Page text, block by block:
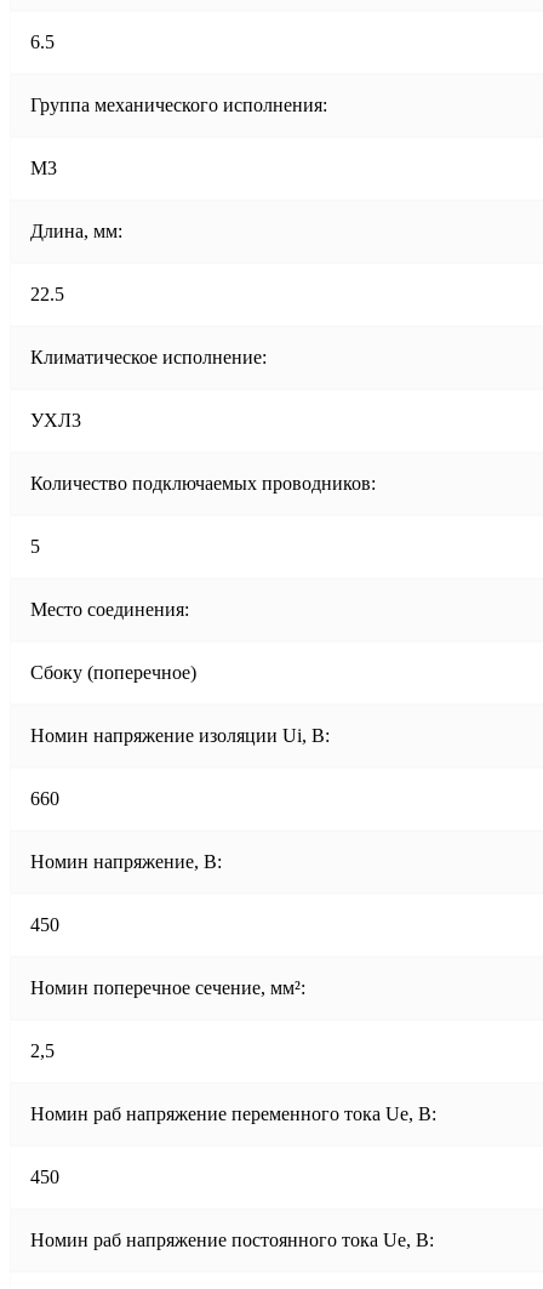
6.5
Группа механического исполнения:
М3
Длина, мм:
22.5
Климатическое исполнение:
УХЛ3
Количество подключаемых проводников:
5
Место соединения:
Сбоку (поперечное)
Номин напряжение изоляции Ui, В:
660
Номин напряжение, В:
450
Номин поперечное сечение, мм²:
2,5
Номин раб напряжение переменного тока Ue, В:
450
Номин раб напряжение постоянного тока Ue, В: